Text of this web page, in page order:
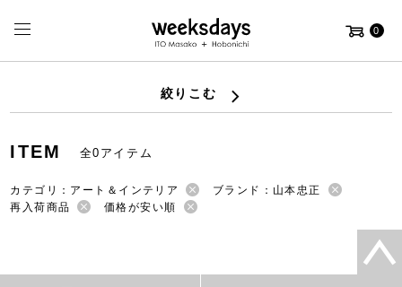
0
絞りこむ
ITEM 全0アイテム
カテゴリ：アート＆インテリア
ブランド：山本忠正
再入荷商品
価格が安い順